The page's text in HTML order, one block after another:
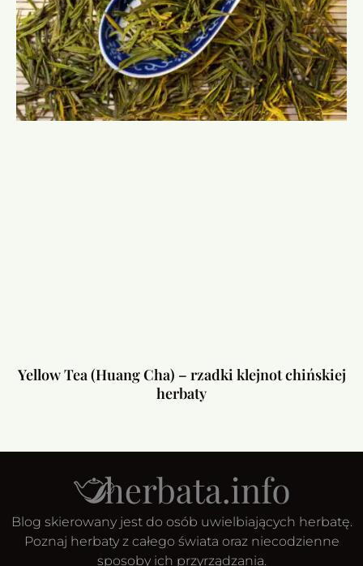
Yellow Tea (Huang Cha) – rzadki klejnot chińskiej
herbaty
Blog skierowany jest do osób uwielbiających herbatę.
Poznaj herbaty z całego świata oraz niecodzienne
sposoby ich przyrządzania.